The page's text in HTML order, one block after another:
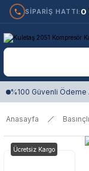
SİPARİŞ HATTI: 0
%100 Güvenli Ödeme
Anasayfa
Ücretsiz Kargo